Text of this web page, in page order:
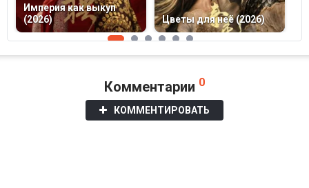
Империя как выкуп
(2026)
Цветы для неё (2026)
Комментарии 0
КОММЕНТИРОВАТЬ